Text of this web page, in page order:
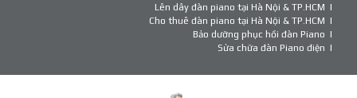
Lên dây đàn piano tại Hà Nội & TP.HCM
Cho thuê đàn piano tại Hà Nội & TP.HCM
Bảo dưỡng phục hồi đàn Piano
Sửa chữa đàn Piano điện